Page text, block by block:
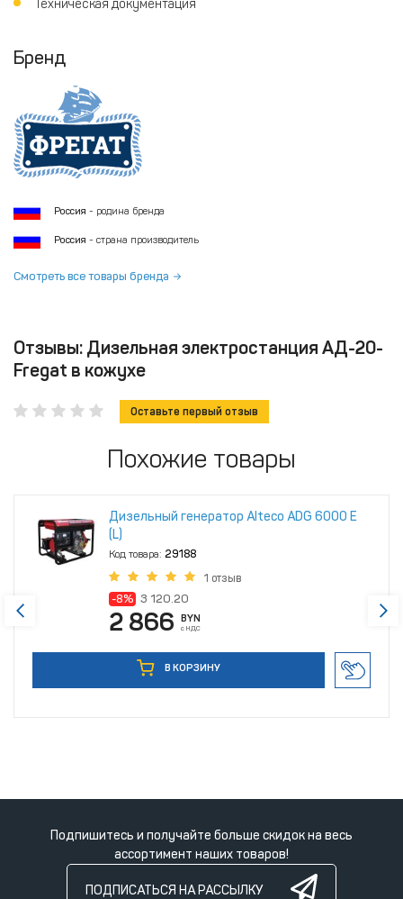
Техническая документация
Бренд
Россия - родина бренда
Россия - страна производитель
Смотреть все товары бренда
Отзывы: Дизельная электростанция АД-20-
Fregat в кожухе
Оставьте первый отзыв
Похожие товары
Дизельный генератор Alteco ADG 6000 Е
(L)
Код товара: 29188
1 отзыв
-8% 3 120.20
2 866 BYN
с НДС
В КОРЗИНУ
Подпишитесь и получайте больше скидок на весь
ассортимент наших товаров!
ПОДПИСАТЬСЯ НА РАССЫЛКУ